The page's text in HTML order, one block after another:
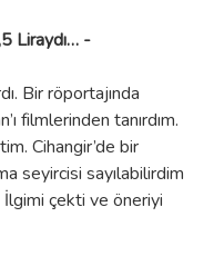
Liraydı… -
Bir röportajında
filmlerinden tanırdım.
Cihangir’de bir
seyircisi sayılabilirdim
çekti ve öneriyi